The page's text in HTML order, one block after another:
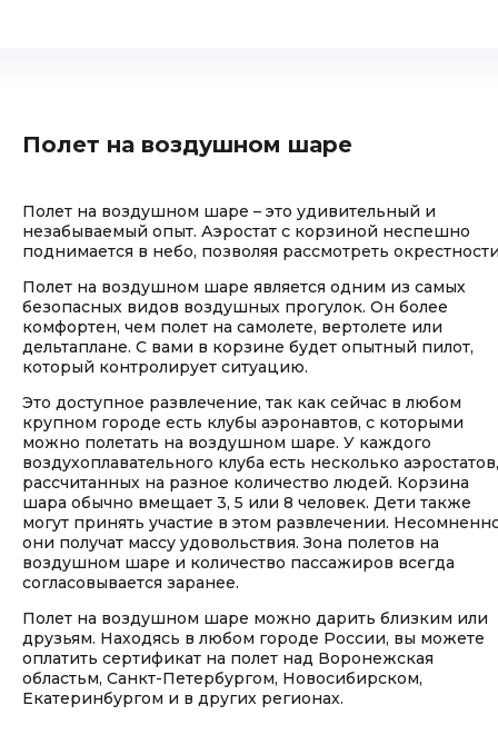
Полет на воздушном шаре
Полет на воздушном шаре – это удивительный и
незабываемый опыт. Аэростат с корзиной неспешно
поднимается в небо, позволяя рассмотреть
Полет на воздушном шаре является одним из самых
безопасных видов воздушных прогулок. Он более
комфортен, чем полет на самолете, вертолете или
дельтаплане. С вами в корзине будет опытный пилот,
который контролирует ситуацию.
Это доступное развлечение, так как сейчас в любом
крупном городе есть клубы аэронавтов, с которыми
можно полетать на воздушном шаре. У каждого
воздухоплавательного клуба есть несколько аэростатов,
рассчитанных на разное количество людей. Корзина
шара обычно вмещает 3, 5 или 8 человек. Дети также
могут принять участие в этом развлечении.
они получат массу удовольствия. Зона полетов на
воздушном шаре и количество пассажиров всегда
согласовывается заранее.
Полет на воздушном шаре можно дарить близким или
друзьям. Находясь в любом городе России, вы можете
оплатить сертификат на полет над Воронежская
областьм, Санкт-Петербургом, Новосибирском,
Екатеринбургом и в других регионах.